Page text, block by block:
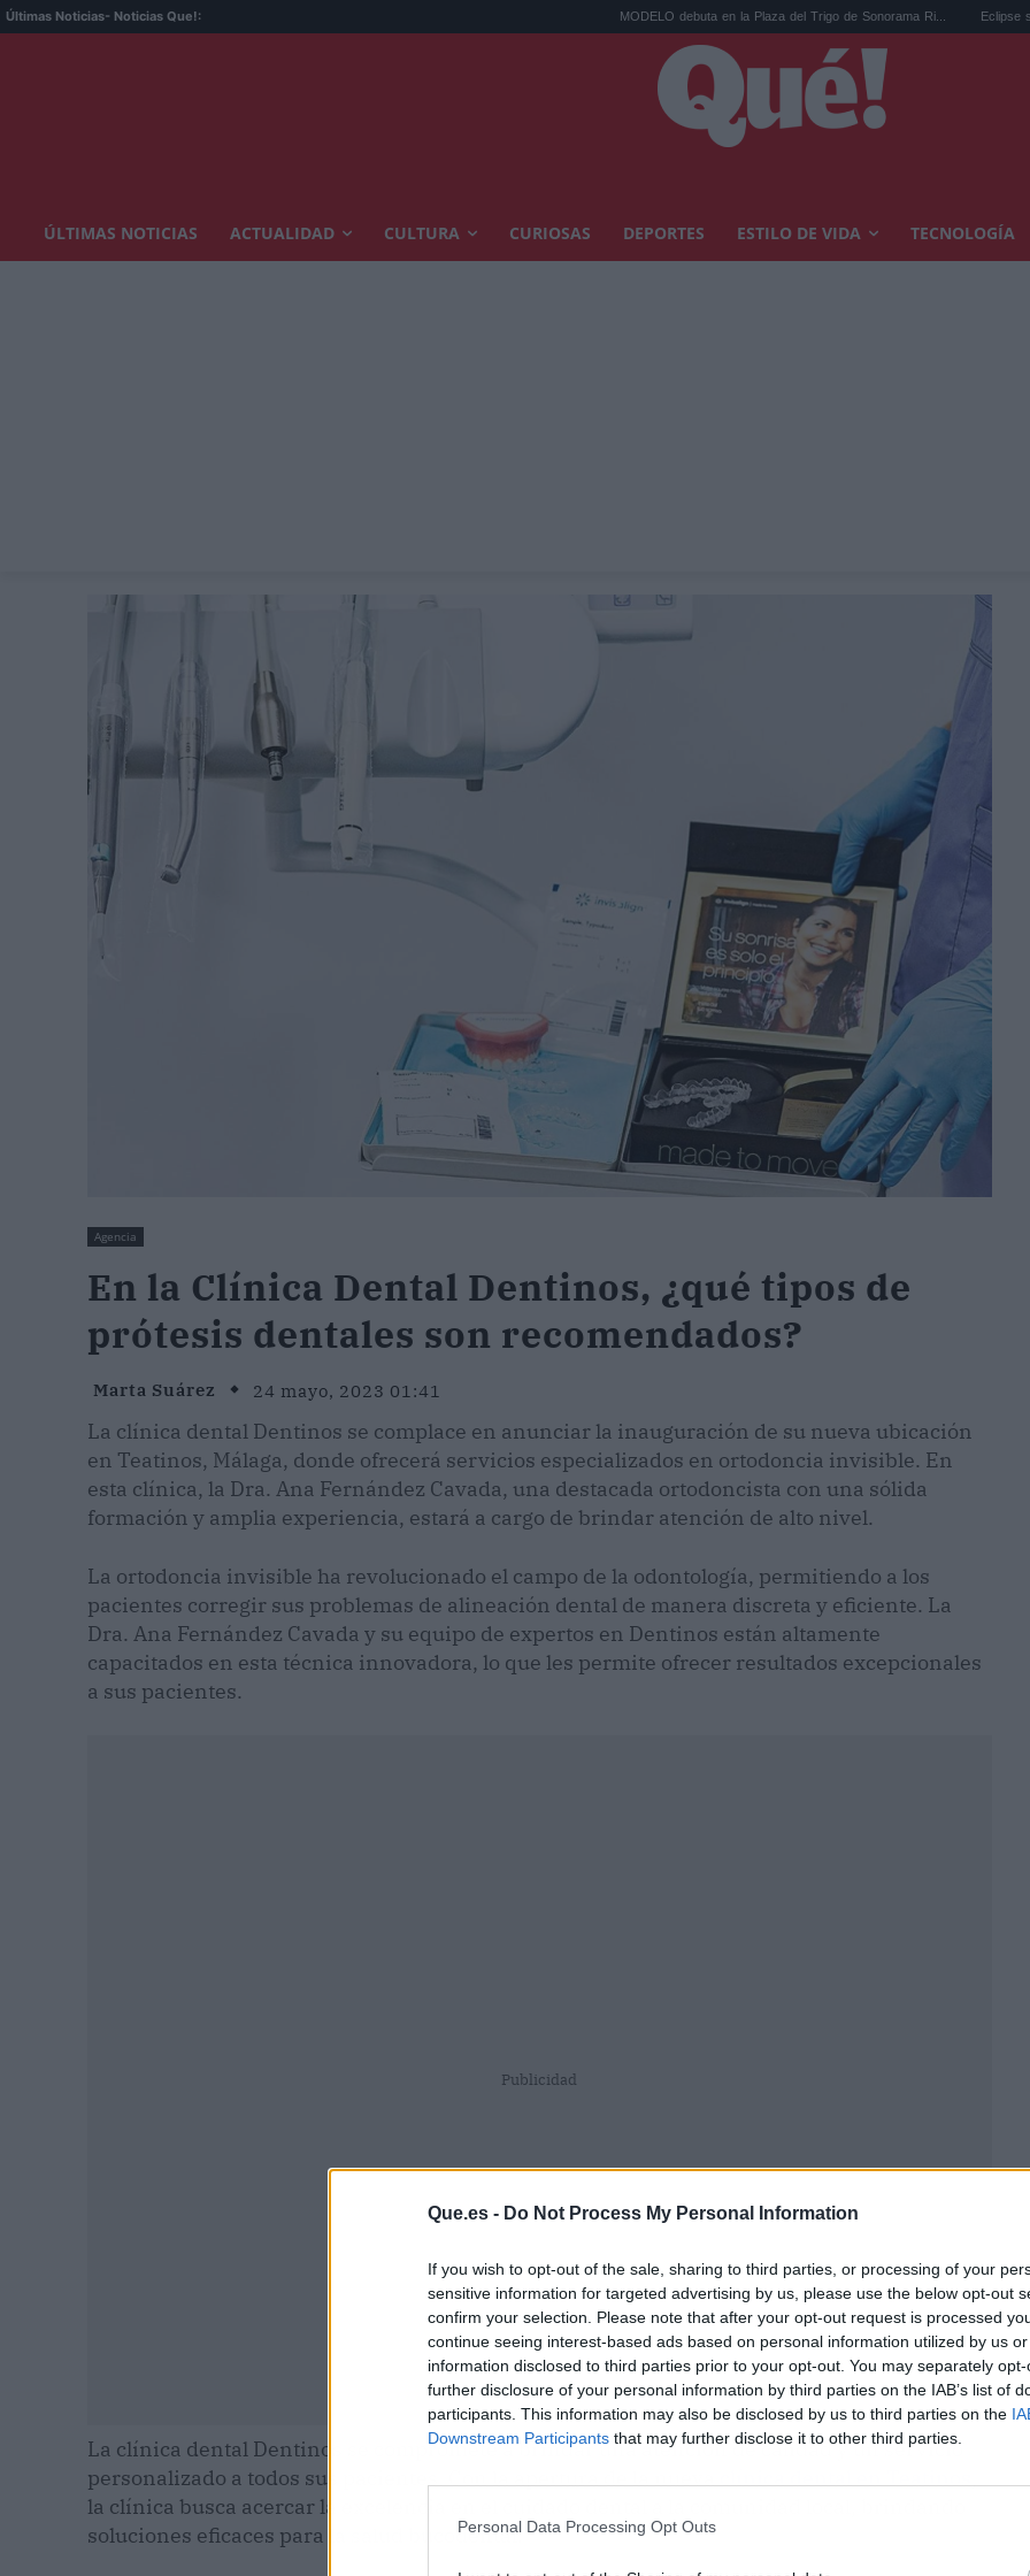
Que.es - Do Not Process My Personal Information
If you wish to opt-out of the sale, sharing to third parties, or processing of your
sensitive information for targeted advertising by us, please use the below opt-out
confirm your selection. Please note that after your opt-out request is processed
continue seeing interest-based ads based on personal information utilized by us
information disclosed to third parties prior to your opt-out. You may separately
further disclosure of your personal information by third parties on the IAB’s list of
participants. This information may also be disclosed by us to third parties on the
Downstream Participants that may further disclose it to other third parties.
Personal Data Processing Opt Outs
Últimas Noticias- Noticias Que!: MODELO debuta en la Plaza del Trigo de Sonorama Ri... Eclipse solar en
ÚLTIMAS NOTICIAS ACTUALIDAD CULTURA CURIOSAS DEPORTES ESTILO DE VIDA TECNOLOGÍA
Agencia
En la Clínica Dental Dentinos, ¿qué tipos de
prótesis dentales son recomendados?
Marta Suárez 24 mayo, 2023 01:41
La clínica dental Dentinos se complace en anunciar la inauguración de su nueva ubicación
en Teatinos, Málaga, donde ofrecerá servicios especializados en ortodoncia invisible. En
esta clínica, la Dra. Ana Fernández Cavada, una destacada ortodoncista con una sólida
formación y amplia experiencia, estará a cargo de brindar atención de alto nivel.
La ortodoncia invisible ha revolucionado el campo de la odontología, permitiendo a los
pacientes corregir sus problemas de alineación dental de manera discreta y eficiente. La
Dra. Ana Fernández Cavada y su equipo de expertos en Dentinos están altamente
capacitados en esta técnica innovadora, lo que les permite ofrecer resultados excepcionales
a sus pacientes.
Publicidad
La clínica dental Dentinos se compromete a brindar una atención de calidad y un servicio
personalizado a todos sus pacientes. Con la apertura de la nueva
la clínica busca acercar la excelencia en el cuidado dental a la comunidad local, brindando
soluciones eficaces para la salud bucodental.